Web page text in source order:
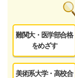
難関大・医学部合格
をめざす
美術系大学・高校合